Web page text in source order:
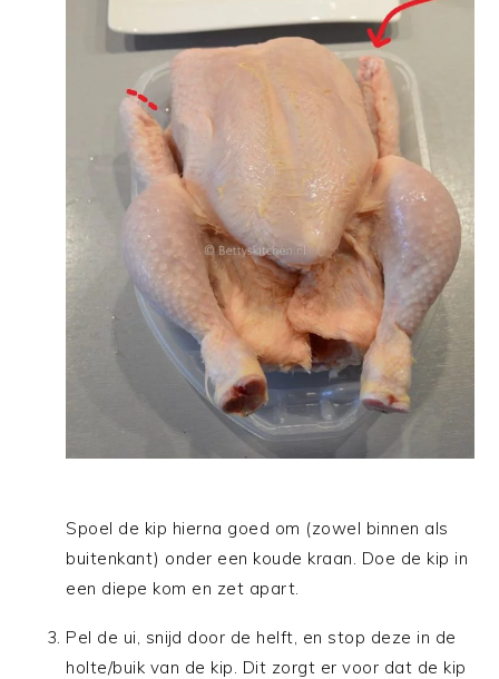
Spoel de kip hierna goed om (zowel binnen als
buitenkant) onder een koude kraan. Doe de kip in
een diepe kom en zet apart.
Pel de ui, snijd door de helft, en stop deze in de
holte/buik van de kip. Dit zorgt er voor dat de kip